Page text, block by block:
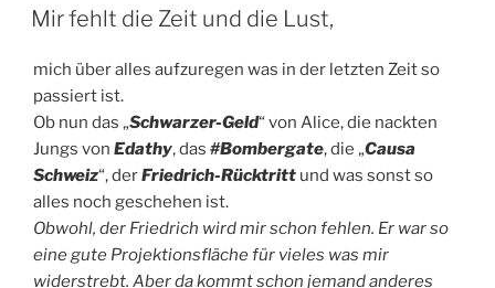
AM
Mir fehlt die Zeit und die Lust,
mich über alles aufzuregen was in der letzten Zeit so
passiert ist.
Ob nun das „Schwarzer-Geld“ von Alice, die nackten
Jungs von Edathy, das #Bombergate, die „Causa
Schweiz“, derFriedrich-Rücktritt und was sonst so
alles noch geschehen ist.
Obwohl, der Friedrich wird mir schon fehlen. Er war so
eine gute Projektionsfläche für vieles was mir
widerstrebt. Aber da kommt schon jemand anderes